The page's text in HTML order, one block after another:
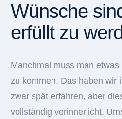
Wünsche
erfüllt zu
Manchmal muss man
zu kommen. Das haben wir
zwar spät erfahren, aber
vollständig verinnerlicht.